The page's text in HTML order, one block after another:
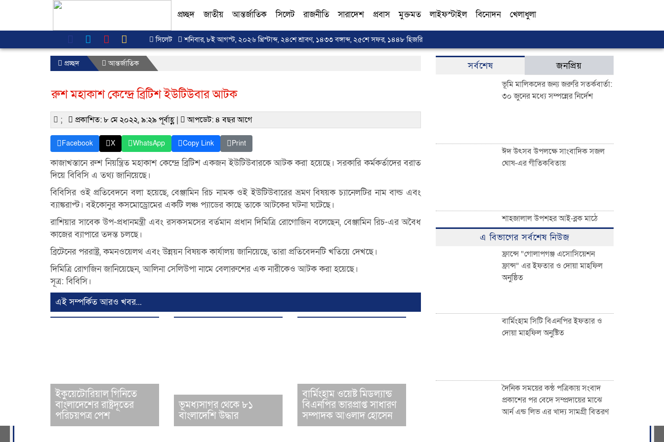
প্রচ্ছদ জাতীয় আন্তর্জাতিক সিলেট রাজনীতি সারাদেশ প্রবাস মুক্তমত লাইফস্টাইল বিনোদন খেলাধুলা
সিলেট শনিবার, ৮ই আগস্ট, ২০২৬ খ্রিস্টাব্দ, ২৪শে শ্রাবণ, ১৪৩৩ বঙ্গাব্দ, ২৫শে সফর, ১৪৪৮ হিজরি
প্রচ্ছদ আন্তর্জাতিক
রুশ মহাকাশ কেন্দ্রে ব্রিটিশ ইউটিউবার আটক
; প্রকাশিত: ৮ মে ২০২২, ৯:২৯ পূর্বাহ্ণ | আপডেট: ৪ বছর আগে
Facebook X WhatsApp Copy Link Print
কাজাখস্তানে রুশ নিয়ন্ত্রিত মহাকাশ কেন্দ্রে ব্রিটিশ একজন ইউটিউবারকে আটক করা হয়েছে। সরকারি কর্মকর্তাদের বরাত
দিয়ে বিবিসি এ তথ্য জানিয়েছে।
বিবিসির ওই প্রতিবেদনে বলা হয়েছে, বেঞ্জামিন রিচ নামক ওই ইউটিউবারের ভ্রমণ বিষয়ক চ্যানেলটির নাম বাল্ড এবং
ব্যাঙ্করাপ্ট। বইকোনুর কসমোড্রোমের একটি লঞ্চ প্যাডের কাছে তাকে আটকের ঘটনা ঘটেছে।
রাশিয়ার সাবেক উপ-প্রধানমন্ত্রী এবং রসকসমসের বর্তমান প্রধান দিমিত্রি রোগোজিন বলেছেন, বেঞ্জামিন রিচ-এর অবৈধ
কাজের ব্যাপারে তদন্ত চলছে।
ব্রিটেনের পররাষ্ট্র, কমনওয়েলথ এবং উন্নয়ন বিষয়ক কার্যালয় জানিয়েছে, তারা প্রতিবেদনটি খতিয়ে দেখছে।
দিমিত্রি রোগজিন জানিয়েছেন, আলিনা সেলিউপা নামে বেলারুশের এক নারীকেও আটক করা হয়েছে।
সূত্র: বিবিসি।
এই সম্পর্কিত আরও খবর...
ইকুয়েটোরিয়াল গিনিতে
বাংলাদেশের রাষ্ট্রদূতের
পরিচয়পত্র পেশ
ভূমধ্যসাগর থেকে ৮১
বাংলাদেশি উদ্ধার
বার্মিংহাম ওয়েষ্ট মিডল্যান্ড
বিএনপির ভারপ্রাপ্ত সাধারণ
সম্পাদক আওলাদ হোসেন
সর্বশেষ জনপ্রিয়
ভূমি মালিকদের জন্য জরুরি সতর্কবার্তা:
৩০ জুনের মধ্যে সম্পন্নের নির্দেশ
ঈদ উৎসব উপলক্ষে সাংবাদিক সজল
ঘোষ-এর গীতিকবিতায়
শাহজালাল উপশহর আই-ব্লক মাঠে
ঈদুল ফিতরের বিশাল জামাত অনুষ্ঠিত:
হাজারো মুসল্লির ঢল
০৩ নং দেওয়ান বাজার ইউনিয়নবাসী
খন্দকার আব্দুর রকিব
এ বিভাগের সর্বশেষ নিউজ
ফ্রান্সে “গোলাপগঞ্জ এসোসিয়েশন
ফ্রান্স” এর ইফতার ও দোয়া মাহফিল
অনুষ্ঠিত
বার্মিংহাম সিটি বিএনপির ইফতার ও
দোয়া মাহফিল অনুষ্টিত
দৈনিক সময়ের কন্ঠ পত্রিকায় সংবাদ
প্রকাশের পর বেদে সম্প্রদায়ের মাঝে
আর্ন এন্ড লিভ এর খাদ্য সামগ্রী বিতরণ